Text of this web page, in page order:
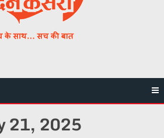
21, 2025